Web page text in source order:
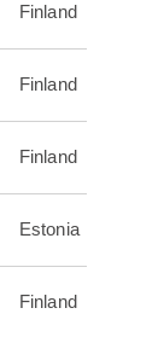
Finland
Finland
Finland
Estonia
Finland